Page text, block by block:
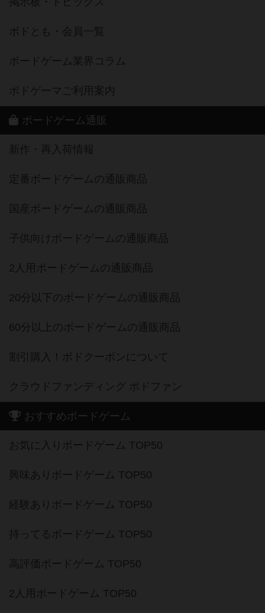
ボドとも・会員一覧
ボードゲーム業界コラム
ボドゲーマご利用案内
ボードゲーム通販
新作・再入荷情報
定番ボードゲームの通販商品
国産ボードゲームの通販商品
子供向けボードゲームの通販商品
2人用ボードゲームの通販商品
20分以下のボードゲームの通販商品
60分以上のボードゲームの通販商品
割引購入！ボドクーポンについて
クラウドファンディング ボドファン
おすすめボードゲーム
お気に入りボードゲーム TOP50
興味ありボードゲーム TOP50
経験ありボードゲーム TOP50
持ってるボードゲーム TOP50
高評価ボードゲーム TOP50
2人用ボードゲーム TOP50